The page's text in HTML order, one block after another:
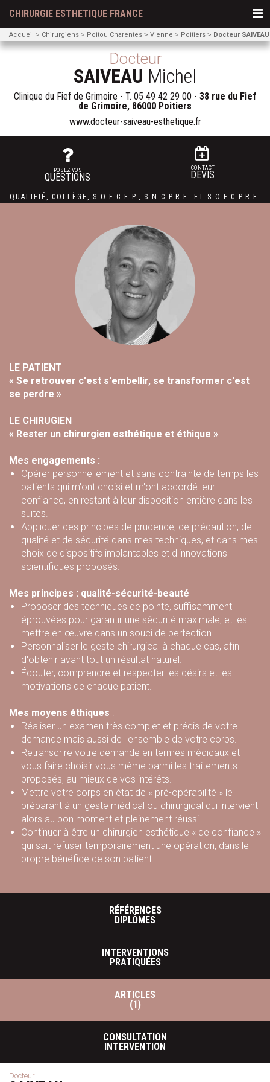
CHIRURGIE ESTHETIQUE FRANCE
Accueil Chirurgiens Poitou Charentes Vienne Poitiers Docteur
Docteur
SAIVEAU Michel
Clinique du Fief de Grimoire - T. 05 49 42 29 00 - 38 rue du Fief
de Grimoire, 86000 Poitiers
www.docteur-saiveau-esthetique.fr
POSEZ VOS
QUESTIONS
CONTACT
DEVIS
QUALIFIÉ, COLLÈGE, S.O.F.C.E.P., S.N.C.P.R.E. ET S.O.F.C.P.R.E.
LE PATIENT
« Se retrouver c'est s'embellir, se transformer c'est
se perdre »
LE CHIRUGIEN
« Rester un chirurgien esthétique et éthique »
Mes engagements :
Opérer personnellement et sans contrainte de temps les
patients qui m'ont choisi et m'ont accordé leur
confiance, en restant à leur disposition entière dans les
suites.
Appliquer des principes de prudence, de précaution, de
qualité et de sécurité dans mes techniques, et dans mes
choix de dispositifs implantables et d'innovations
scientifiques proposés.
Mes principes : qualité-sécurité-beauté
Proposer des techniques de pointe, suffisamment
éprouvées pour garantir une sécurité maximale, et les
mettre en œuvre dans un souci de perfection.
Personnaliser le geste chirurgical à chaque cas, afin
d'obtenir avant tout un résultat naturel.
Écouter, comprendre et respecter les désirs et les
motivations de chaque patient.
Mes moyens éthiques :
Réaliser un examen très complet et précis de votre
demande mais aussi de l'ensemble de votre corps.
Retranscrire votre demande en termes médicaux et
vous faire choisir vous même parmi les traitements
proposés, au mieux de vos intérêts.
Mettre votre corps en état de « pré-opérabilité » le
préparant à un geste médical ou chirurgical qui intervient
alors au bon moment et pleinement réussi.
Continuer à être un chirurgien esthétique « de confiance »
qui sait refuser temporairement une opération, dans le
propre bénéfice de son patient.
RÉFÉRENCES
DIPLÔMES
INTERVENTIONS
PRATIQUÉES
ARTICLES
(1)
CONSULTATION
INTERVENTION
Docteur